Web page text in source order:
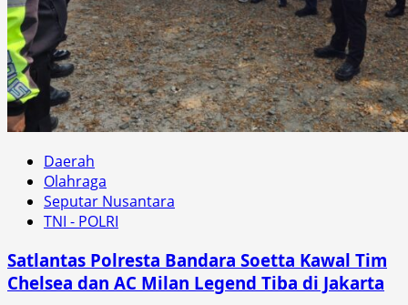
Daerah
Olahraga
Seputar Nusantara
TNI - POLRI
Satlantas Polresta Bandara Soetta Kawal Tim
Chelsea dan AC Milan Legend Tiba di Jakarta